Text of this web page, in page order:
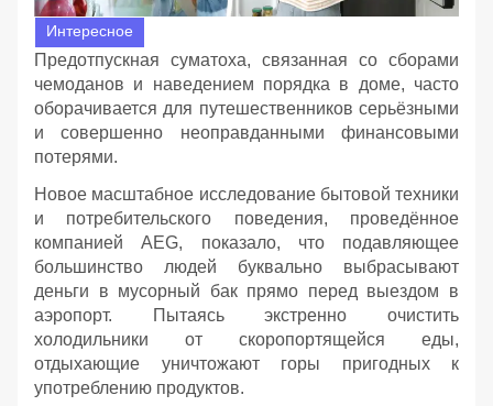
Интересное
Предотпускная суматоха, связанная со сборами
чемоданов и наведением порядка в доме, часто
оборачивается для путешественников серьёзными
и совершенно неоправданными финансовыми
потерями.
Новое масштабное исследование бытовой техники
и потребительского поведения, проведённое
компанией AEG, показало, что подавляющее
большинство людей буквально выбрасывают
деньги в мусорный бак прямо перед выездом в
аэропорт. Пытаясь экстренно очистить
холодильники от скоропортящейся еды,
отдыхающие уничтожают горы пригодных к
употреблению продуктов.